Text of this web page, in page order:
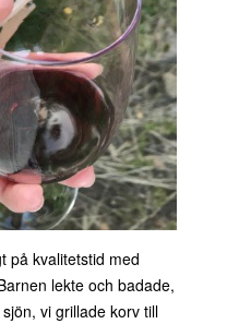
på kvalitetstid med
lekte och badade,
vi grillade korv till